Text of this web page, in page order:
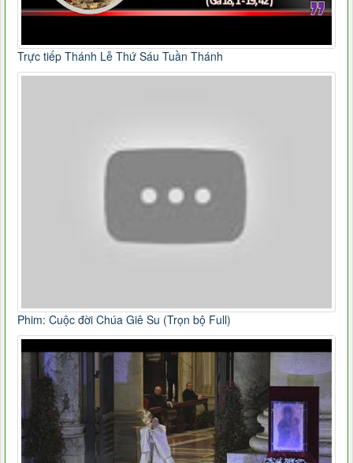
Trực tiếp Thánh Lễ Thứ Sáu Tuần Thánh
Phim: Cuộc đời Chúa Giê Su (Trọn bộ Full)